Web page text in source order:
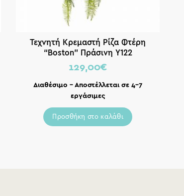
Τεχνητή Κρεμαστή Ρίζα Φτέρη
“Boston” Πράσινη Υ122
129,00€
Διαθέσιμο – Αποστέλλεται σε 4-7
εργάσιμες
Προσθήκη στο καλάθι